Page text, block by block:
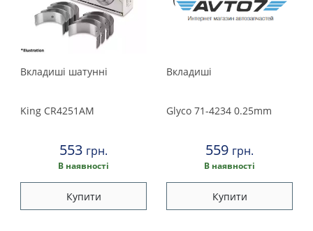
Вкладишi шатуннi
King CR4251AM
553 грн.
В наявності
Купити
Вкладиші
Glyco 71-4234 0.25mm
559 грн.
В наявності
Купити